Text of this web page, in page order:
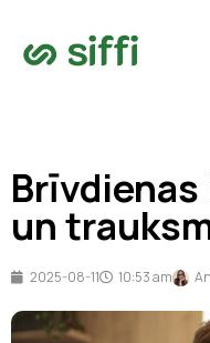
un
2025-08-11 10:53 am